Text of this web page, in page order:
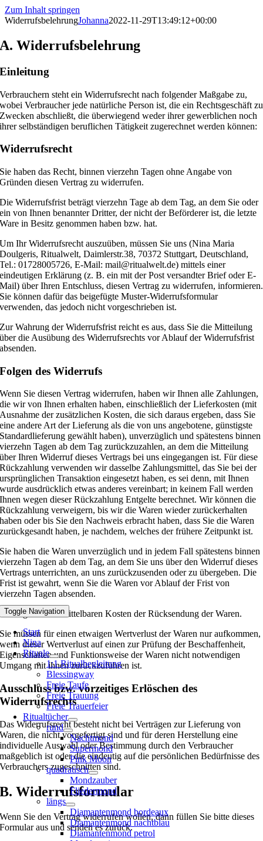
Zum Inhalt springen
Toggle Navigation
Start
Nina
Rituale
1:1 Ritualbegleitung
Blessingway
Freie Taufe
Freie Trauung
Freie Trauerfeier
Ritualtücher
rund
Nachtmond
Supermond
Pink Moon
quadratisch
Mondzauber
Fliedermond
längs
Diamantenmond bordeaux
Diamantenmond nachtblau
Diamantenmond petrol
WiderrufsbelehrungJohanna2022-11-29T13:49:12+00:00
A. Widerrufsbelehrung
Einleitung
Verbrauchern steht ein Widerrufsrecht nach folgender Maßgabe zu,
wobei Verbraucher jede natürliche Person ist, die ein Rechtsgeschäft zu
Zwecken abschließt, die überwiegend weder ihrer gewerblichen noch
ihrer selbständigen beruflichen Tätigkeit zugerechnet werden können:
Widerrufsrecht
Sie haben das Recht, binnen vierzehn Tagen ohne Angabe von
Gründen diesen Vertrag zu widerrufen.
Die Widerrufsfrist beträgt vierzehn Tage ab dem Tag, an dem Sie oder
ein von Ihnen benannter Dritter, der nicht der Beförderer ist, die letzte
Ware in Besitz genommen haben bzw. hat.
Um Ihr Widerrufsrecht auszuüben, müssen Sie uns (Nina Maria
Doulgeris, Ritualwelt, Daimlerstr.38, 70372 Stuttgart, Deutschland,
Tel.: 01728005726, E-Mail: mail@ritualwelt.de) mittels einer
eindeutigen Erklärung (z. B. ein mit der Post versandter Brief oder E-
Mail) über Ihren Entschluss, diesen Vertrag zu widerrufen, informieren.
Sie können dafür das beigefügte Muster-Widerrufsformular
verwenden, das jedoch nicht vorgeschrieben ist.
Zur Wahrung der Widerrufsfrist reicht es aus, dass Sie die Mitteilung
über die Ausübung des Widerrufsrechts vor Ablauf der Widerrufsfrist
absenden.
Folgen des Widerrufs
Wenn Sie diesen Vertrag widerrufen, haben wir Ihnen alle Zahlungen,
die wir von Ihnen erhalten haben, einschließlich der Lieferkosten (mit
Ausnahme der zusätzlichen Kosten, die sich daraus ergeben, dass Sie
eine andere Art der Lieferung als die von uns angebotene, günstigste
Standardlieferung gewählt haben), unverzüglich und spätestens binnen
vierzehn Tagen ab dem Tag zurückzuzahlen, an dem die Mitteilung
über Ihren Widerruf dieses Vertrags bei uns eingegangen ist. Für diese
Rückzahlung verwenden wir dasselbe Zahlungsmittel, das Sie bei der
ursprünglichen Transaktion eingesetzt haben, es sei denn, mit Ihnen
wurde ausdrücklich etwas anderes vereinbart; in keinem Fall werden
Ihnen wegen dieser Rückzahlung Entgelte berechnet. Wir können die
Rückzahlung verweigern, bis wir die Waren wieder zurückerhalten
haben oder bis Sie den Nachweis erbracht haben, dass Sie die Waren
zurückgesandt haben, je nachdem, welches der frühere Zeitpunkt ist.
Sie haben die Waren unverzüglich und in jedem Fall spätestens binnen
vierzehn Tagen ab dem Tag, an dem Sie uns über den Widerruf dieses
Vertrags unterrichten, an uns zurückzusenden oder zu übergeben. Die
Frist ist gewahrt, wenn Sie die Waren vor Ablauf der Frist von
vierzehn Tagen absenden.
Sie tragen die unmittelbaren Kosten der Rücksendung der Waren.
Sie müssen für einen etwaigen Wertverlust der Waren nur aufkommen,
wenn dieser Wertverlust auf einen zur Prüfung der Beschaffenheit,
Eigenschaften und Funktionsweise der Waren nicht notwendigen
Umgang mit ihnen zurückzuführen ist.
Ausschluss bzw. vorzeitiges Erlöschen des
Widerrufsrechts
Das Widerrufsrecht besteht nicht bei Verträgen zur Lieferung von
Waren, die nicht vorgefertigt sind und für deren Herstellung eine
individuelle Auswahl oder Bestimmung durch den Verbraucher
maßgeblich ist oder die eindeutig auf die persönlichen Bedürfnisse des
Verbrauchers zugeschnitten sind.
B. Widerrufsformular
Wenn Sie den Vertrag widerrufen wollen, dann füllen Sie bitte dieses
Formular aus und senden es zurück.